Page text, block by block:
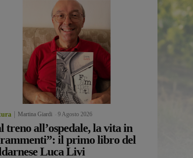
Martina Giardi 9 Agosto 2026
treno all’ospedale, la vita in
il primo libro del
Luca Livi